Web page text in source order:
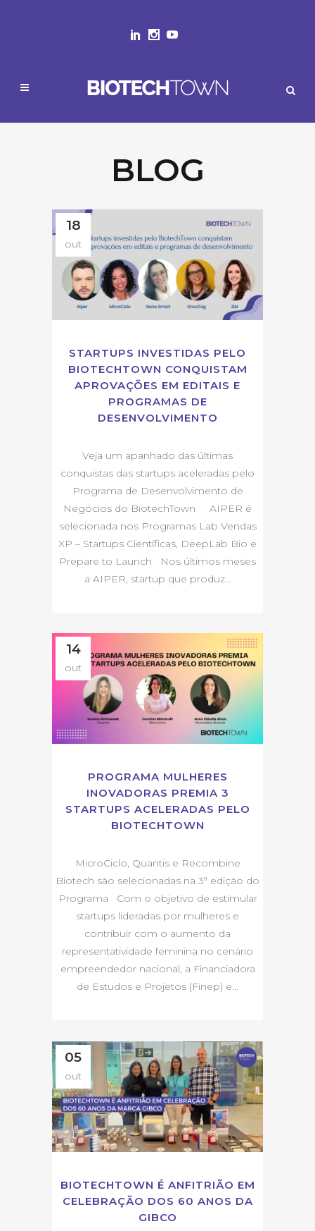
BLOG
18
out
STARTUPS INVESTIDAS PELO
BIOTECHTOWN CONQUISTAM
APROVAÇÕES EM EDITAIS E
PROGRAMAS DE
DESENVOLVIMENTO
Veja um apanhado das últimas
conquistas das startups aceleradas pelo
Programa de Desenvolvimento de
Negócios do BiotechTown AIPER é
selecionada nos Programas Lab Vendas
XP – Startups Científicas, DeepLab Bio e
Prepare to Launch Nos últimos meses
a AIPER, startup que produz...
14
out
PROGRAMA MULHERES
INOVADORAS PREMIA 3
STARTUPS ACELERADAS PELO
BIOTECHTOWN
MicroCiclo, Quantis e Recombine
Biotech são selecionadas na 3ª edição do
Programa Com o objetivo de estimular
startups lideradas por mulheres e
contribuir com o aumento da
representatividade feminina no cenário
empreendedor nacional, a Financiadora
de Estudos e Projetos (Finep) e...
05
out
BIOTECHTOWN É ANFITRIÃO EM
CELEBRAÇÃO DOS 60 ANOS DA
GIBCO